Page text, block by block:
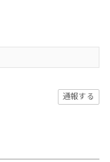
通報する